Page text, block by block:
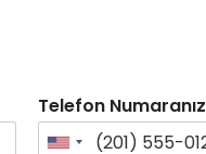
Telefon Numaranız